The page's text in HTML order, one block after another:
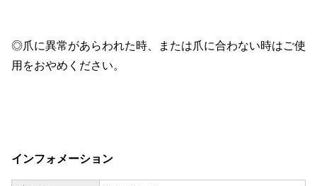
◎爪に異常があらわれた時、または爪に合わない時はご使
用をおやめください。
インフォメーション